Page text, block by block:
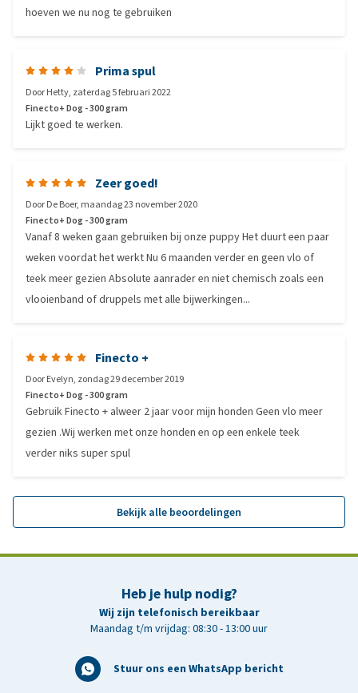
hoeven we nu nog te gebruiken
Prima spul
DoorHetty, zaterdag 5 februari 2022
Finecto+ Dog - 300 gram
Lijkt goed te werken.
Zeer goed!
DoorDe Boer, maandag 23 november 2020
Finecto+ Dog - 300 gram
Vanaf 8 weken gaan gebruiken bij onze puppy Het duurt een paar
weken voordat het werkt Nu 6 maanden verder en geen vlo of
teek meer gezien Absolute aanrader en niet chemisch zoals een
vlooienband of druppels met alle bijwerkingen...
Finecto +
DoorEvelyn, zondag 29 december 2019
Finecto+ Dog - 300 gram
Gebruik Finecto + alweer 2 jaar voor mijn honden Geen vlo meer
gezien .Wij werken met onze honden en op een enkele teek
verder niks super spul
Bekijk alle beoordelingen
Heb je hulp nodig?
Wij zijn telefonisch bereikbaar
Maandag t/m vrijdag: 08:30 - 13:00 uur
Stuur ons een WhatsApp bericht